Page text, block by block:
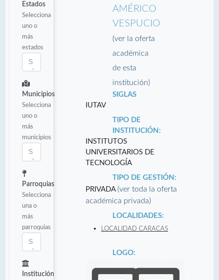
Estados
Selecciona
uno o
más
estados
Municipios
Selecciona
uno o
más
municipios
Parroquias
Selecciona
una o
más
parroquias
Institución
AMÉRICO
VESPUCIO
(ver la oferta
académica
de esta
institución)
SIGLAS
IUTAV
TIPO DE
INSTITUCIÓN:
INSTITUTOS
UNIVERSITARIOS DE
TECNOLOGÍA
TIPO DE GESTIÓN:
PRIVADA (ver toda la oferta
académica privada)
LOCALIDADES:
LOCALIDAD CARACAS
LOGO: